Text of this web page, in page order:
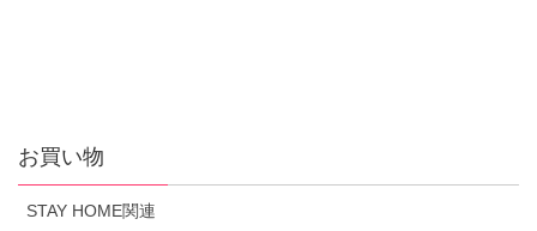
お買い物
STAY HOME関連